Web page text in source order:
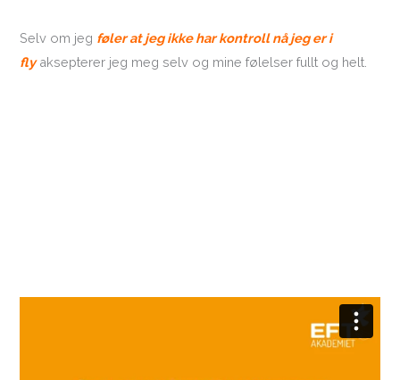
Selv om jeg føler at jeg ikke har kontroll nå jeg er i
fly aksepterer jeg meg selv og mine følelser fullt og helt.